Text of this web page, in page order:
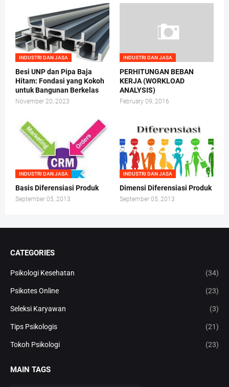
INDUSTRI DAN JASA
Besi UNP dan Pipa Baja
Hitam: Fondasi yang Kokoh
untuk Bangunan Berkelas
November 20, 2023
INDUSTRI DAN JASA
PERHITUNGAN BEBAN
KERJA (WORKLOAD
ANALYSIS)
February 09, 2016
INDUSTRI DAN JASA
Basis Diferensiasi Produk
September 05, 2013
INDUSTRI DAN JASA
Dimensi Diferensiasi Produk
September 05, 2013
CATEGORIES
Psikologi Kesehatan (34)
Psikotes Online (23)
Seleksi Karyawan (3)
Tips Psikologis (21)
Tokoh Psikologi (23)
MAIN TAGS